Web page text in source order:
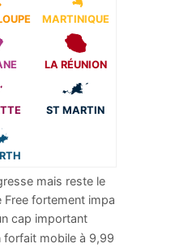
MARTINIQUE
LA RÉUNION
ST MARTIN
mais reste le
...
Free fortement impa
cap important
...
forfait mobile à 9,99